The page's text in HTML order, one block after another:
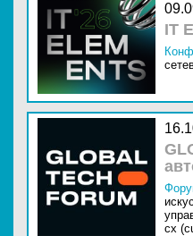
IT
cx